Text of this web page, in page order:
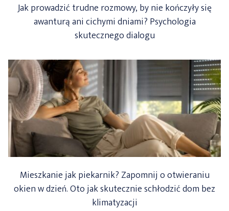
Jak prowadzić trudne rozmowy, by nie kończyły się
awanturą ani cichymi dniami? Psychologia
skutecznego dialogu
Mieszkanie jak piekarnik? Zapomnij o otwieraniu
okien w dzień. Oto jak skutecznie schłodzić dom bez
klimatyzacji